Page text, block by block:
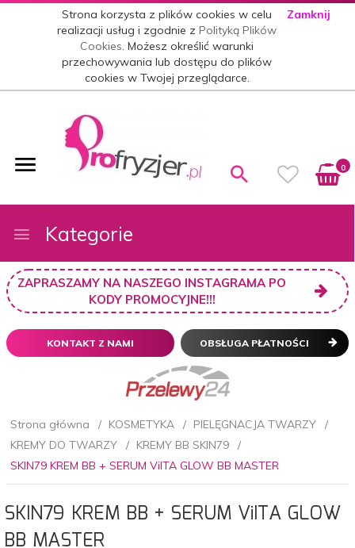
Strona korzysta z plików cookies w celu
realizacji usług i zgodnie zPolityką Plików
Cookies. Możesz określić warunki
przechowywania lub dostępu do plików
cookies w Twojej przeglądarce.
Zamknij
0
Kategorie
ZAPRASZAMY NA NASZEGO INSTAGRAMA PO
KODY PROMOCYJNE!!!
KONTAKT Z NAMI OBSŁUGA PŁATNOŚCI
Strona główna KOSMETYKA
PIELĘGNACJA TWARZY
KREMY DO TWARZY
KREMY BB SKIN79
SKIN79 KREM BB + SERUM ViITA GLOW BB MASTER
SKIN79 KREM BB + SERUM ViITA GLOW
BB MASTER